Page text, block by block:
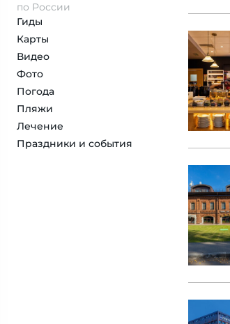
по России
Гиды
Карты
Видео
Фото
Погода
Пляжи
Лечение
Праздники и события